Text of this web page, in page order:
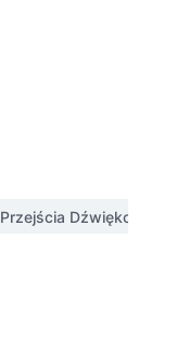
Przejścia Dźwiękowe